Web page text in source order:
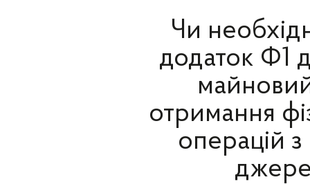
Чи
додаток Ф1
отримання
операцій